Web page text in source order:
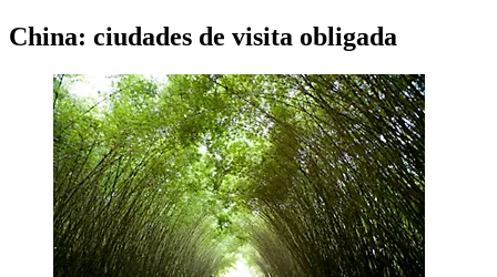
China: ciudades de visita obligada